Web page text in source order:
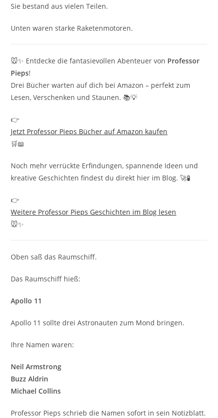
Sie bestand aus vielen Teilen.
Unten waren starke Raketenmotoren.
🐭✨ Entdecke die fantasievollen Abenteuer von Professor
Pieps!
Drei Bücher warten auf dich bei Amazon – perfekt zum
Lesen, Verschenken und Staunen. 📚💡
👉
Jetzt Professor Pieps Bücher auf Amazon kaufen
🛒📖
Noch mehr verrückte Erfindungen, spannende Ideen und
kreative Geschichten findest du direkt hier im Blog. 🚀🧪
👉
Weitere Professor Pieps Geschichten im Blog lesen
🐭✨
Oben saß das Raumschiff.
Das Raumschiff hieß:
Apollo 11
Apollo 11 sollte drei Astronauten zum Mond bringen.
Ihre Namen waren:
Neil Armstrong
Buzz Aldrin
Michael Collins
Professor Pieps schrieb die Namen sofort in sein Notizblatt.